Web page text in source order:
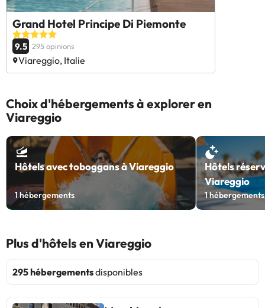
Grand Hotel Principe Di Piemonte
9.5 295 opinions
Viareggio, Italie
Choix d'hébergements à explorer en
Viareggio
Hôtels avec toboggans à Viareggio
1 hébergements
Hôtels
Viareggio
1hébergements
Plus d'hôtels en Viareggio
295 hébergementsdisponibles